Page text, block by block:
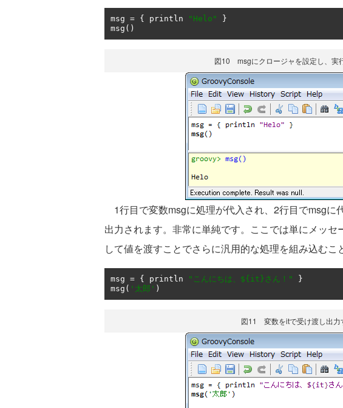
msg = { println "Helo"
}
msg ()
図10 msgにクロージャを設定し、実
1行目で変数msgに処理が代入され、2行目でmsgに
出力されます。非常に単純です。ここでは単にメッセ
して値を渡すことでさらに汎用的な処理を組み込むこ
msg = { println "こんにちは、${it}さん！"
}
msg ( '太郎' )
図11 変数をitで受け渡し出力